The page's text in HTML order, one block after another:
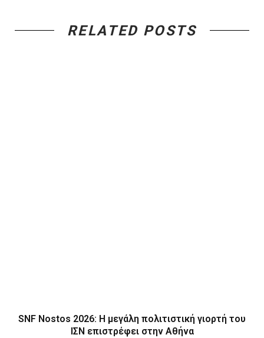
RELATED POSTS
SNF Nostos 2026: Η μεγάλη πολιτιστική γιορτή του
ΙΣΝ επιστρέφει στην Αθήνα